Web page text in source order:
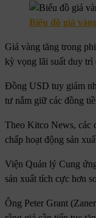
Biểu đồ giá
Giá vàng tăng trong
kỳ vọng lãi suất duy
Đồng USD tuy giảm
tư nắm giữ các đồng
Theo Kitco News, các
chấp hoạt động sản
Viện Quản lý Cung
sản xuất tích cực hơn
Ông Peter Grant